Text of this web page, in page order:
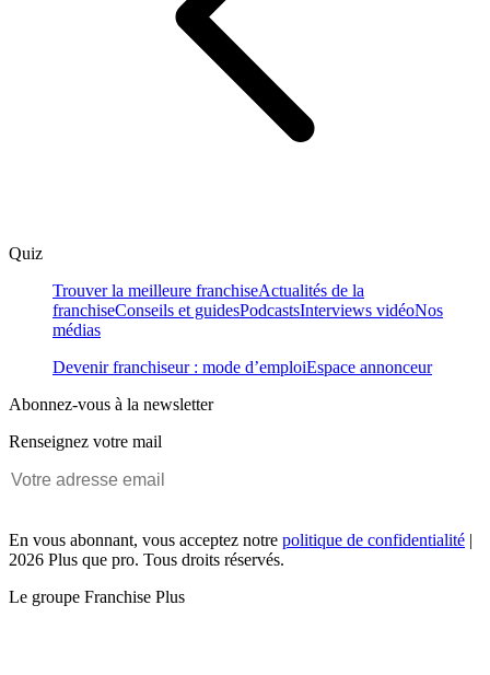
Quiz
Trouver la meilleure franchiseActualités de la
franchiseConseils et guidesPodcastsInterviews vidéoNos
médias
Devenir franchiseur : mode d’emploiEspace annonceur
Abonnez-vous à la newsletter
Renseignez votre mail
En vous abonnant, vous acceptez notre politique de confidentialité |
2026 Plus que pro. Tous droits réservés.
Le groupe Franchise Plus